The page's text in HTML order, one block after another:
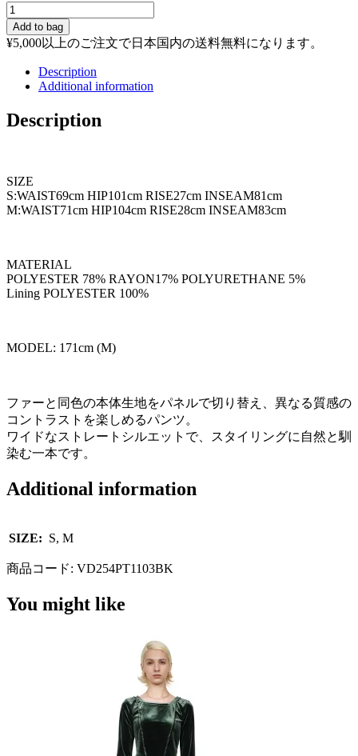
FUR
STRAIGHT
PANTS
/
BLACK
Add to bag
¥5,000以上のご注文で日本国内の送料無料になります。
Description
Additional information
Description
SIZE
S:WAIST69cm HIP101cm RISE27cm INSEAM81cm
M:WAIST71cm HIP104cm RISE28cm INSEAM83cm
MATERIAL
POLYESTER 78% RAYON17% POLYURETHANE 5%
Lining POLYESTER 100%
MODEL: 171cm (M)
ファーと同色の本体生地をパネルで切り替え、異なる質感の
コントラストを楽しめるパンツ。
ワイドなストレートシルエットで、スタイリングに自然と馴
染む一本です。
Additional information
SIZE: S, M
商品コード: VD254PT1103BK
You might like